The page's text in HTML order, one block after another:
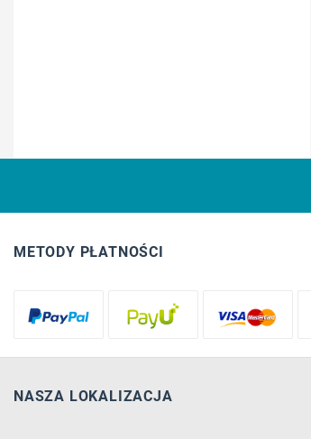
METODY PŁATNOŚCI
NASZA LOKALIZACJA